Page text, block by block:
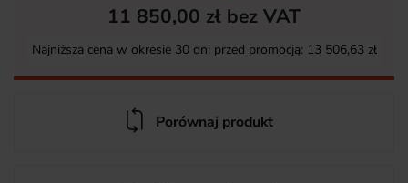
11 850,00 zł bez VAT
Najniższa cena w okresie 30 dni przed promocją: 13 506,63 zł
Porównaj produkt